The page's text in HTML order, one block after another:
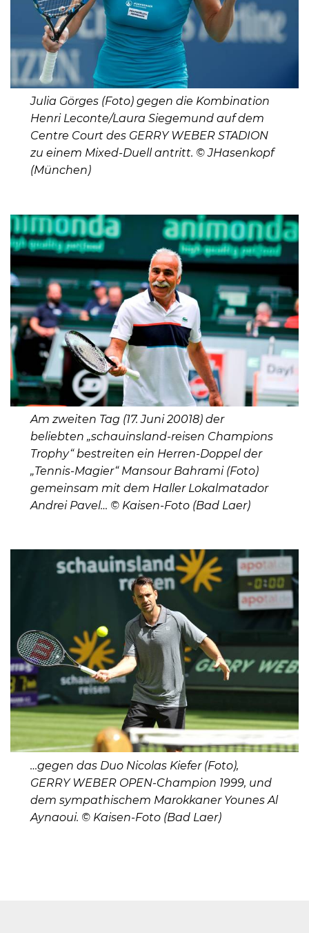
Julia Görges (Foto) gegen die Kombination
Henri Leconte/Laura Siegemund auf dem
Centre Court des GERRY WEBER STADION
zu einem Mixed-Duell antritt. © JHasenkopf
(München)
Am zweiten Tag (17. Juni 20018) der
beliebten „schauinsland-reisen Champions
Trophy“ bestreiten ein Herren-Doppel der
„Tennis-Magier“ Mansour Bahrami (Foto)
gemeinsam mit dem Haller Lokalmatador
Andrei Pavel… © Kaisen-Foto (Bad Laer)
…gegen das Duo Nicolas Kiefer (Foto),
GERRY WEBER OPEN-Champion 1999, und
dem sympathischem Marokkaner Younes Al
Aynaoui. © Kaisen-Foto (Bad Laer)